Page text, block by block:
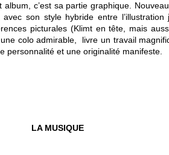
c’est sa partie graphique.
son style hybride entre
picturales (Klimt en tête, mais
colo admirable, livre un travail
personnalité et une originalité manifeste.
LA MUSIQUE